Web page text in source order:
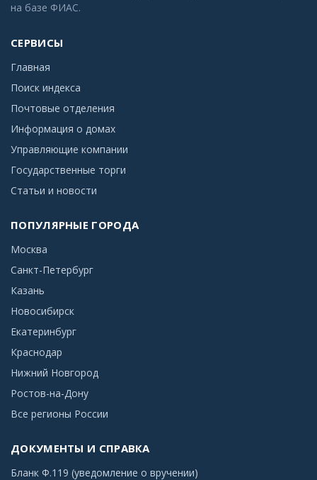
на базе ФИАС.
СЕРВИСЫ
Главная
Поиск индекса
Почтовые отделения
Информация о домах
Управляющие компании
Государственные торги
Статьи и новости
ПОПУЛЯРНЫЕ ГОРОДА
Москва
Санкт-Петербург
Казань
Новосибирск
Екатеринбург
Краснодар
Нижний Новгород
Ростов-на-Дону
Все регионы России
ДОКУМЕНТЫ И СПРАВКА
Бланк Ф.119 (уведомление о вручении)